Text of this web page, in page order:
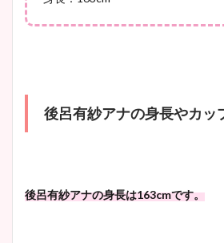
池谷
後呂有紗アナの身長やカッ
後呂有紗アナの身長は163cmです。